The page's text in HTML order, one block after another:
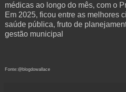
médicas ao longo do mês, com o
Em 2025, ficou entre as melhores
saúde pública, fruto de
gestão municipal
Fonte:@blogdowallace